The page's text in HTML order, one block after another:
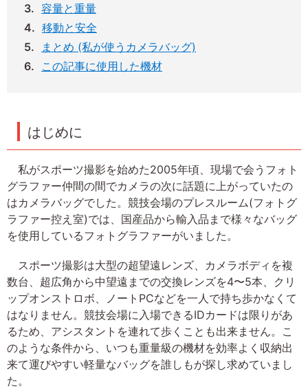
容量と重量
移動と安全
まとめ (私が使うカメラバッグ)
この記事に使用した機材
はじめに
私がスポーツ撮影を始めた2005年頃、現場で会うフォト
グラファー仲間の間でカメラの次に話題に上がっていたの
はカメラバッグでした。競技会場のプレスルーム(フォトグ
ラファー控え室)では、国産品から輸入品まで様々なバッグ
を使用しているフォトグラファーがいました。
スポーツ撮影は大型の超望遠レンズ、カメラボディを複
数台、超広角から中望遠までの交換レンズを4〜5本、クリ
ップオンストロボ、ノートPCなどを一人で持ち歩かなくて
はなりません。競技会場に入場できるIDカードは限りがあ
るため、アシスタントを連れて歩くことも出来ません。こ
のような条件から、いつも重量級の機材を効率よく収納出
来て運びやすい軽量なバッグを誰しもが探し求めていまし
た。